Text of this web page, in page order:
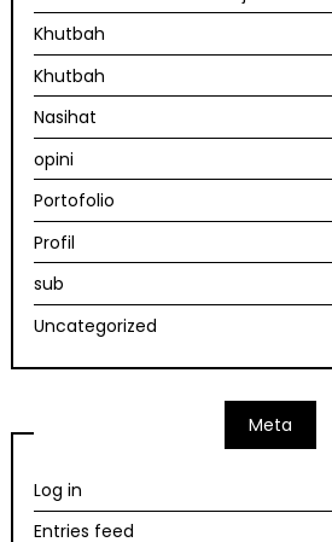
Khutbah
Khutbah
Nasihat
opini
Portofolio
Profil
sub
Uncategorized
Meta
Log in
Entries feed